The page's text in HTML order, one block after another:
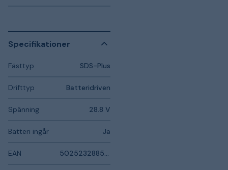
Specifikationer
Fästtyp SDS-Plus
Drifttyp Batteridriven
Spänning 28.8 V
Batteri ingår Ja
EAN 5025232885688